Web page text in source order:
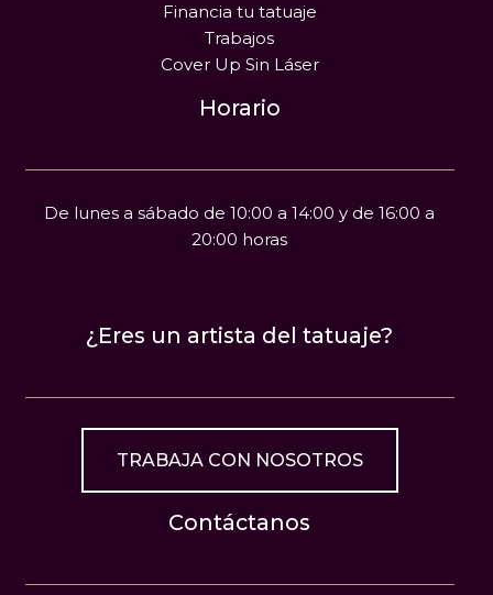
Financia tu tatuaje
Trabajos
Cover Up Sin Láser
Horario
De lunes a sábado de 10:00 a 14:00 y de 16:00 a
20:00 horas
¿Eres un artista del tatuaje?
TRABAJA CON NOSOTROS
Contáctanos